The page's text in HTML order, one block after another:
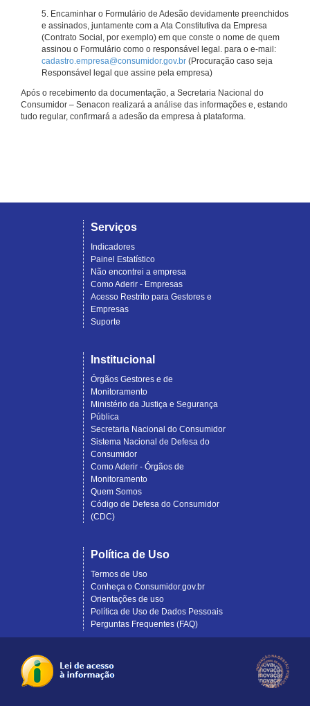
5. Encaminhar o Formulário de Adesão devidamente preenchidos
e assinados, juntamente com a Ata Constitutiva da Empresa
(Contrato Social, por exemplo) em que conste o nome de quem
assinou o Formulário como o responsável legal. para o e-mail:
cadastro.empresa@consumidor.gov.br (Procuração caso seja
Responsável legal que assine pela empresa)
Após o recebimento da documentação, a Secretaria Nacional do
Consumidor – Senacon realizará a análise das informações e, estando
tudo regular, confirmará a adesão da empresa à plataforma.
Serviços
Indicadores
Painel Estatístico
Não encontrei a empresa
Como Aderir - Empresas
Acesso Restrito para Gestores e
Empresas
Suporte
Institucional
Órgãos Gestores e de
Monitoramento
Ministério da Justiça e Segurança
Pública
Secretaria Nacional do Consumidor
Sistema Nacional de Defesa do
Consumidor
Como Aderir - Órgãos de
Monitoramento
Quem Somos
Código de Defesa do Consumidor
(CDC)
Política de Uso
Termos de Uso
Conheça o Consumidor.gov.br
Orientações de uso
Política de Uso de Dados Pessoais
Perguntas Frequentes (FAQ)